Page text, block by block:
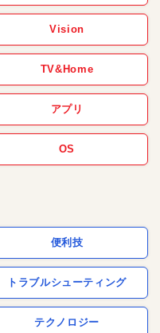
Vision
TV&Home
アプリ
OS
便利技
トラブルシューティング
テクノロジー